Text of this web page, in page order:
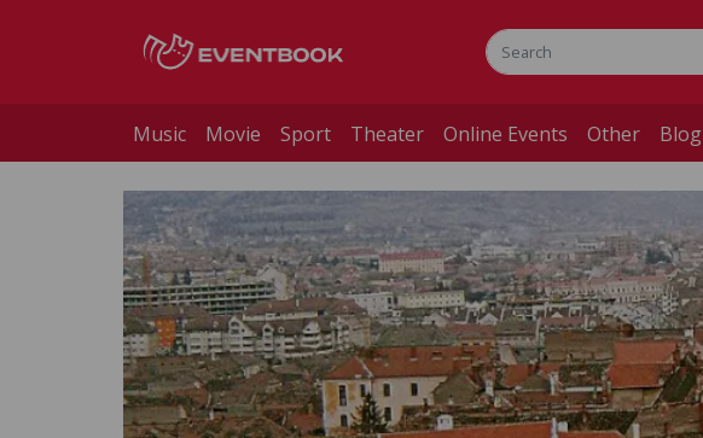
Music Movie Sport Theater Online Events Other Blog